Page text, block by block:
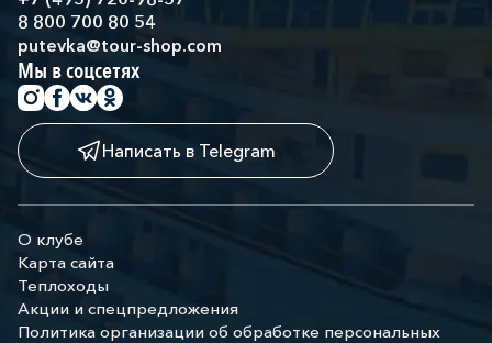
8 800 700 80 54
putevka@tour-shop.com
Мы в соцсетях
Написать в Telegram
О клубе
Карта сайта
Теплоходы
Акции и спецпредложения
Политика организации об обработке персональных